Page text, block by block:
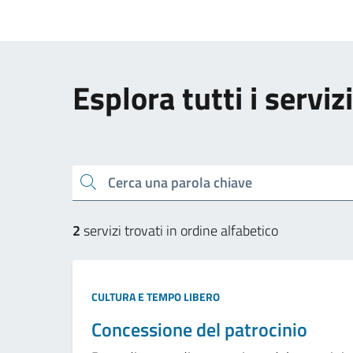
Esplora tutti i servizi
Cerca una parola chiave
2servizi trovati in ordine alfabetico
CULTURA E TEMPO LIBERO
Concessione del patrocinio